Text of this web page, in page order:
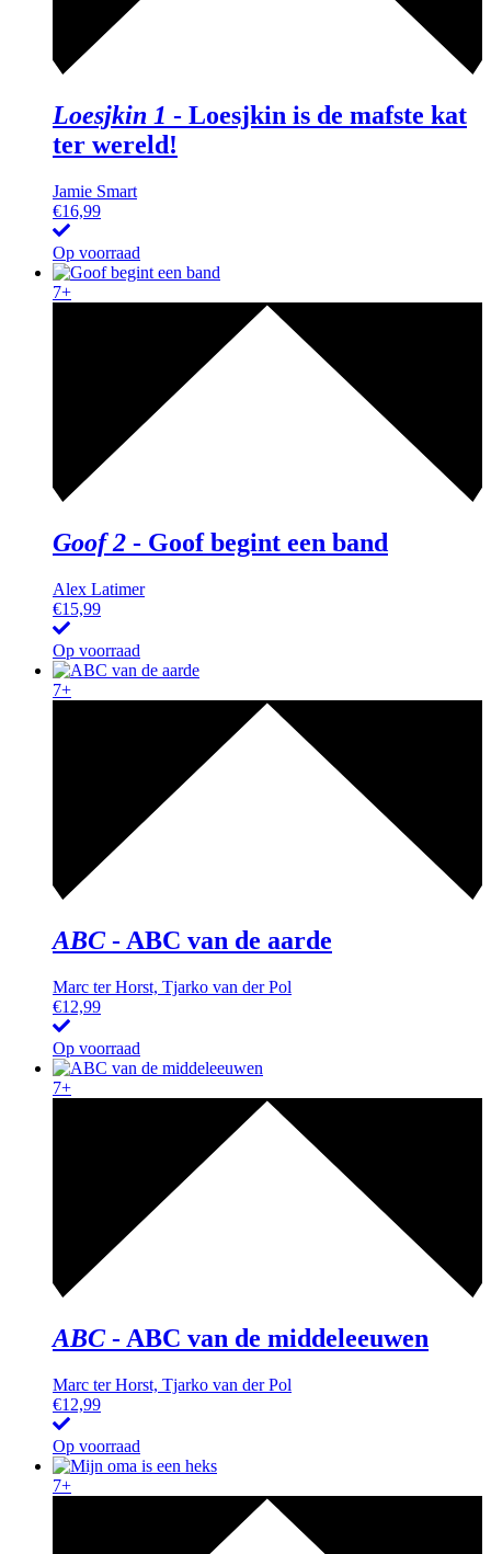
Loesjkin 1 - Loesjkin is de mafste kat
ter wereld!
Jamie Smart
€16,99
Op voorraad
7+
Goof 2 - Goof begint een band
Alex Latimer
€15,99
Op voorraad
7+
ABC- ABC van de aarde
Marc ter Horst, Tjarko van der Pol
€12,99
Op voorraad
7+
ABC- ABC van de middeleeuwen
Marc ter Horst, Tjarko van der Pol
€12,99
Op voorraad
7+